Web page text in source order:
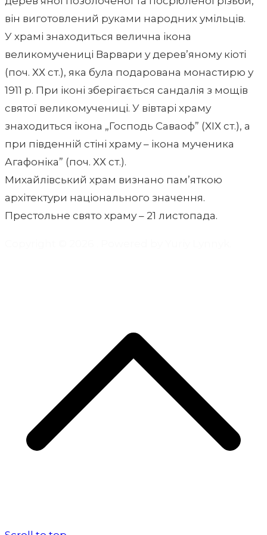
він виготовлений руками народних умільців.
У храмі знаходиться велична ікона
великомучениці Варвари у дерев’яному кіоті
(поч. ХХ ст.), яка була подарована монастирю у
1911 р. При іконі зберігається сандалія з мощів
святої великомучениці. У вівтарі храму
знаходиться ікона „Господь Саваоф” (ХІХ ст.), а
при південній стіні храму – ікона мученика
Агафоніка” (поч. ХХ ст.).
Михайлівський храм визнано пам’яткою
архітектури національного значення.
Престольне свято храму – 21 листопада.